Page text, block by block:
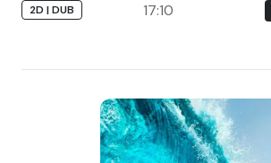
2D | DUB 17:10